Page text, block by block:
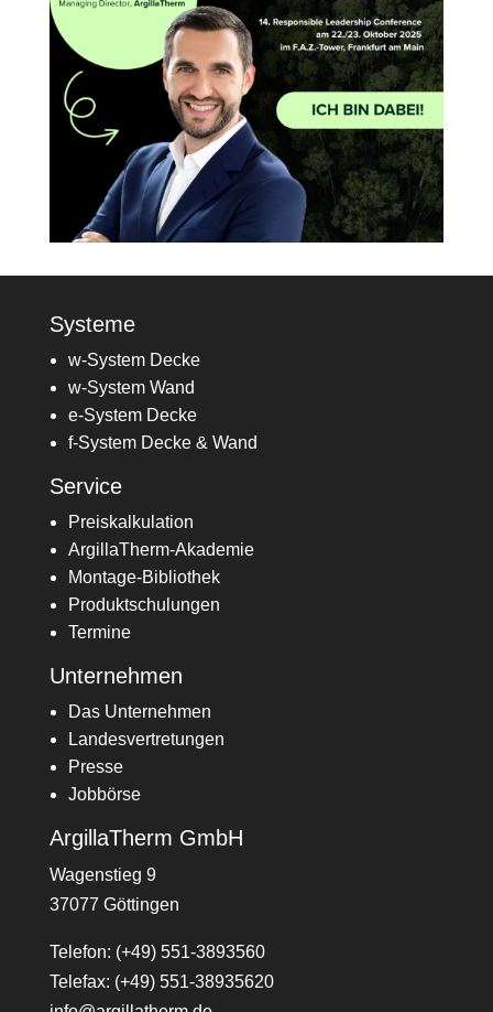
Systeme
w-System Decke
w-System Wand
e-System Decke
f-System Decke & Wand
Service
Preiskalkulation
ArgillaTherm-Akademie
Montage-Bibliothek
Produktschulungen
Termine
Unternehmen
Das Unternehmen
Landesvertretungen
Presse
Jobbörse
ArgillaTherm GmbH
Wagenstieg 9
37077 Göttingen
Telefon: (+49) 551-3893560
Telefax: (+49) 551-38935620